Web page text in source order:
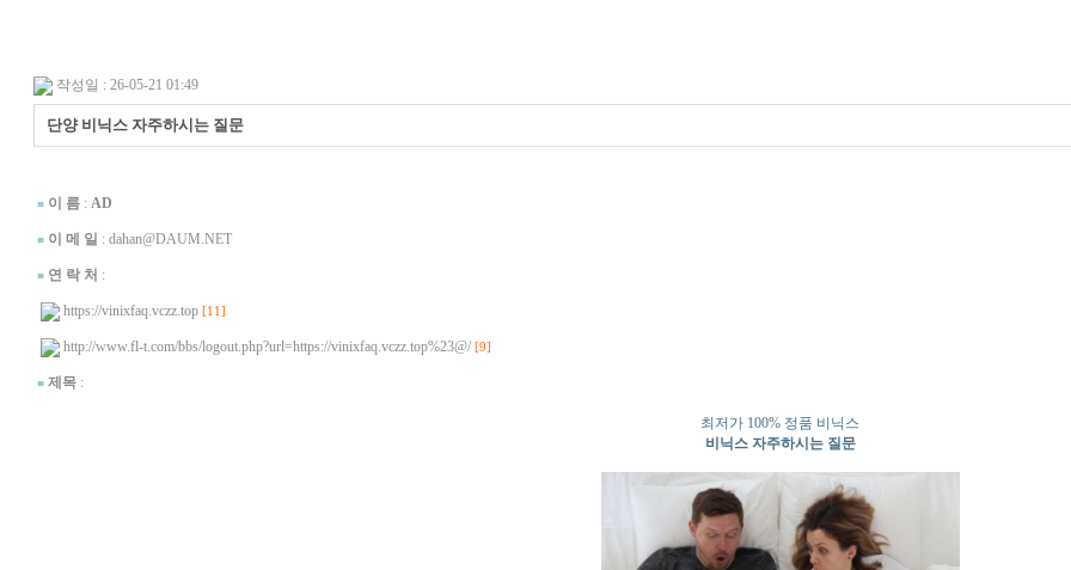
작성일 : 26-05-21 01:49
단양 비닉스 자주하시는 질문
■ 이 름 : AD
■ 이 메 일 : dahan@DAUM.NET
■ 연 락 처 :
https://vinixfaq.vczz.top [11]
http://www.fl-t.com/bbs/logout.php?url=https://vinixfaq.vczz.top%23@/ [9]
■ 제목 :
최저가 100% 정품 비닉스
비닉스 자주하시는 질문